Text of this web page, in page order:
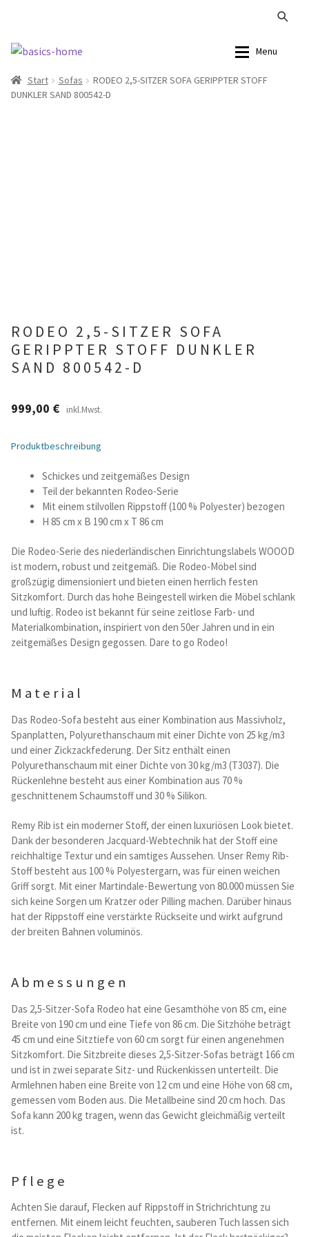
Zur
springen
Zum
springen
Menu
Alle Produkte
Betten und Bettsofas
Schreibtische & Kids
Outdoor
TV- und Mediamöbel
Kataloge Landhaus
Kataloge Massivholz
Massivholz Schlafen
Massivholz Wohnen
Kataloge Trends
Alle Produkte
Start Sofas
RODEO 2,5-SITZER SOFA GERIPPTER STOFF
DUNKLER SAND 800542-D
RODEO 2,5-SITZER SOFA
GERIPPTER STOFF DUNKLER
SAND 800542-D
999,00 € inkl.Mwst.
Produktbeschreibung
Schickes und zeitgemäßes Design
Teil der bekannten Rodeo-Serie
Mit einem stilvollen Rippstoff (100 % Polyester) bezogen
H 85 cm x B 190 cm x T 86 cm
Die Rodeo-Serie des niederländischen Einrichtungslabels WOOOD
ist modern, robust und zeitgemäß. Die Rodeo-Möbel sind
großzügig dimensioniert und bieten einen herrlich festen
Sitzkomfort. Durch das hohe Beingestell wirken die Möbel schlank
und luftig. Rodeo ist bekannt für seine zeitlose Farb- und
Materialkombination, inspiriert von den 50er Jahren und in ein
zeitgemäßes Design gegossen. Dare to go Rodeo!
Material
Das Rodeo-Sofa besteht aus einer Kombination aus Massivholz,
Spanplatten, Polyurethanschaum mit einer Dichte von 25 kg/m3
und einer Zickzackfederung. Der Sitz enthält einen
Polyurethanschaum mit einer Dichte von 30 kg/m3 (T3037). Die
Rückenlehne besteht aus einer Kombination aus 70 %
geschnittenem Schaumstoff und 30 % Silikon.
Remy Rib ist ein moderner Stoff, der einen luxuriösen Look bietet.
Dank der besonderen Jacquard-Webtechnik hat der Stoff eine
reichhaltige Textur und ein samtiges Aussehen. Unser Remy Rib-
Stoff besteht aus 100 % Polyestergarn, was für einen weichen
Griff sorgt. Mit einer Martindale-Bewertung von 80.000 müssen Sie
sich keine Sorgen um Kratzer oder Pilling machen. Darüber hinaus
hat der Rippstoff eine verstärkte Rückseite und wirkt aufgrund
der breiten Bahnen voluminös.
Abmessungen
Das 2,5-Sitzer-Sofa Rodeo hat eine Gesamthöhe von 85 cm, eine
Breite von 190 cm und eine Tiefe von 86 cm. Die Sitzhöhe beträgt
45 cm und eine Sitztiefe von 60 cm sorgt für einen angenehmen
Sitzkomfort. Die Sitzbreite dieses 2,5-Sitzer-Sofas beträgt 166 cm
und ist in zwei separate Sitz- und Rückenkissen unterteilt. Die
Armlehnen haben eine Breite von 12 cm und eine Höhe von 68 cm,
gemessen vom Boden aus. Die Metallbeine sind 20 cm hoch. Das
Sofa kann 200 kg tragen, wenn das Gewicht gleichmäßig verteilt
ist.
Pflege
Achten Sie darauf, Flecken auf Rippstoff in Strichrichtung zu
entfernen. Mit einem leicht feuchten, sauberen Tuch lassen sich